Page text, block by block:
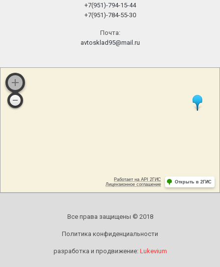
+7(951)-794-15-44
+7(951)-784-55-30
Почта:
avtosklad95@mail.ru
Все права защищены © 2018
Политика конфиденциальности
разработка и продвижение: Lukevium